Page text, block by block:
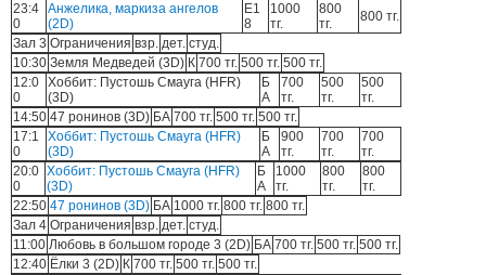
23:4
0
Анжелика, маркиза ангелов
(2D)
Е1
8
1000
тг.
800
тг.
800 тг.
Зал 3 Ограничения взр. дет. студ.
10:30 Земля Медведей (3D) К 700 тг. 500 тг. 500 тг.
12:0
0
Хоббит: Пустошь Смауга (HFR)
(3D)
Б
А
700
тг.
500
тг.
500
тг.
14:50 47 ронинов (3D) БА 700 тг. 500 тг. 500 тг.
17:1
0
Хоббит: Пустошь Смауга (HFR)
(3D)
Б
А
900
тг.
700
тг.
700
тг.
20:0
0
Хоббит: Пустошь Смауга (HFR)
(3D)
Б
А
1000
тг.
800
тг.
800
тг.
22:50 47 ронинов (3D) БА 1000 тг. 800 тг. 800 тг.
Зал 4 Ограничения взр. дет. студ.
11:00 Любовь в большом городе 3 (2D) БА 700 тг. 500 тг. 500 тг.
12:40 Ёлки 3 (2D) К 700 тг. 500 тг. 500 тг.